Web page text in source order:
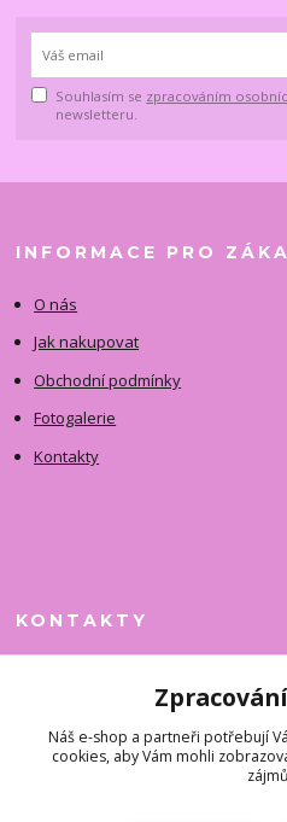
Souhlasím se zpracováním
newsletteru.
INFORMACE PRO
O nás
Jak nakupovat
Obchodní podmínky
Fotogalerie
Kontakty
KONTAKTY
+420 731 390 323
Náš e-shop a partneři potřebují
cookies, aby Vám mohli